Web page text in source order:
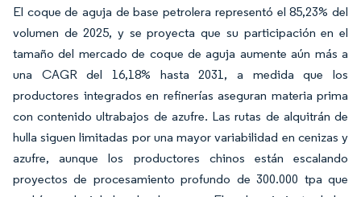
El coque de aguja de base petrolera representó el 85,23% del
volumen de 2025, y se proyecta que su participación en el
tamaño del mercado de coque de aguja aumente aún más a
una CAGR del 16,18% hasta 2031, a medida que los
productores integrados en refinerías aseguran materia prima
con contenido ultrabajos de azufre. Las rutas de alquitrán de
hulla siguen limitadas por una mayor variabilidad en cenizas y
azufre, aunque los productores chinos están escalando
proyectos de procesamiento profundo de 300.000 tpa que